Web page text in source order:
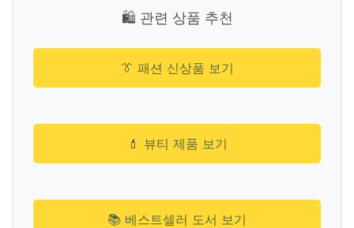
🛍️ 관련 상품 추천
👔 패션 신상품 보기
💄 뷰티 제품 보기
📚 베스트셀러 도서 보기